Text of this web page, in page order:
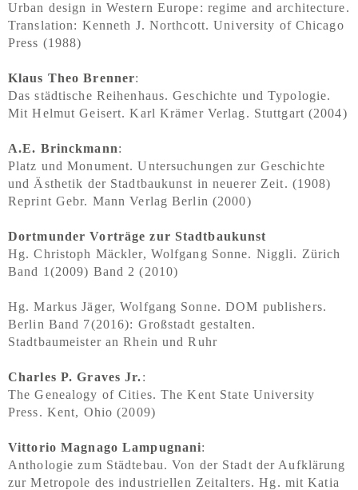
Urban design in Western Europe: regime and architecture.
Translation: Kenneth J. Northcott. University of Chicago
Press (1988)
Klaus Theo Brenner:
Das städtische Reihenhaus. Geschichte und Typologie.
Mit Helmut Geisert. Karl Krämer Verlag. Stuttgart (2004)
A.E. Brinckmann:
Platz und Monument. Untersuchungen zur Geschichte
und Ästhetik der Stadtbaukunst in neuerer Zeit. (1908)
Reprint Gebr. Mann Verlag Berlin (2000)
Dortmunder Vorträge zur Stadtbaukunst
Hg. Christoph Mäckler, Wolfgang Sonne. Niggli. Zürich
Band 1(2009) Band 2 (2010)
Hg. Markus Jäger, Wolfgang Sonne. DOM publishers.
Berlin Band 7(2016): Großstadt gestalten.
Stadtbaumeister an Rhein und Ruhr
Charles P. Graves Jr.:
The Genealogy of Cities. The Kent State University
Press. Kent, Ohio (2009)
Vittorio Magnago Lampugnani:
Anthologie zum Städtebau. Von der Stadt der Aufklärung
zur Metropole des industriellen Zeitalters. Hg. mit Katia